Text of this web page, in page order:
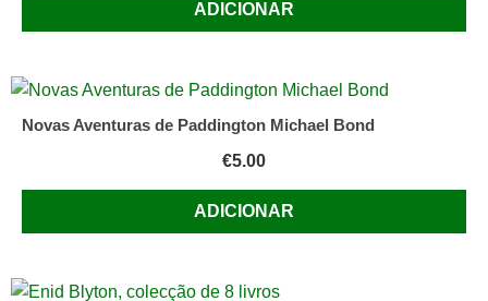
ADICIONAR
Novas Aventuras de Paddington Michael Bond
€5.00
ADICIONAR